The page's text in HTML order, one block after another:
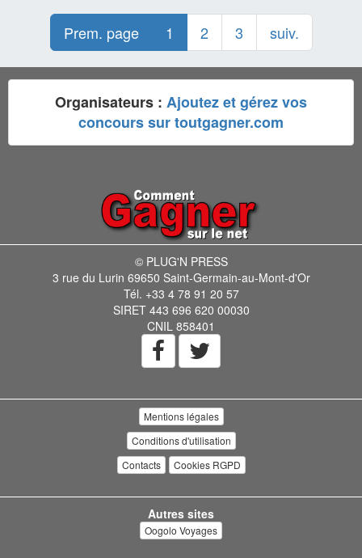
Prem. page 1 2 3 suiv.
Organisateurs : Ajoutez et gérez vos
concours sur toutgagner.com
© PLUG'N PRESS
3 rue du Lurin 69650 Saint-Germain-au-Mont-d'Or
Tél. +33 4 78 91 20 57
SIRET 443 696 620 00030
CNIL 858401
Mentions légales
Conditions d'utilisation
Contacts
Cookies RGPD
Autres sites
Oogolo Voyages